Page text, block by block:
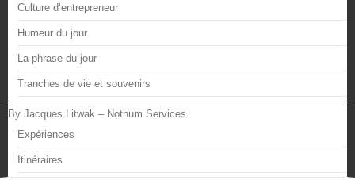
Culture d’entrepreneur
Humeur du jour
La phrase du jour
Tranches de vie et souvenirs
By Jacques Litwak – Nothum Services
Expériences
Itinéraires